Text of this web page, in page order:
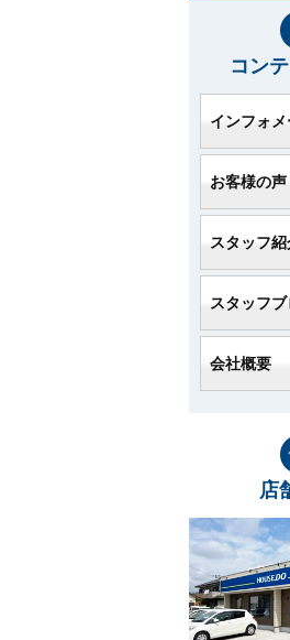
コン
インフォ
お客様の声
スタッフ紹
スタッフ
会社概要
店